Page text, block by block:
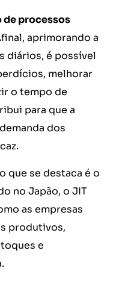
processos
aprimorando a
diários, é possível
melhorar
o tempo de
para que a
dos
que se destaca é o
no Japão, o JIT
as empresas
produtivos,
e